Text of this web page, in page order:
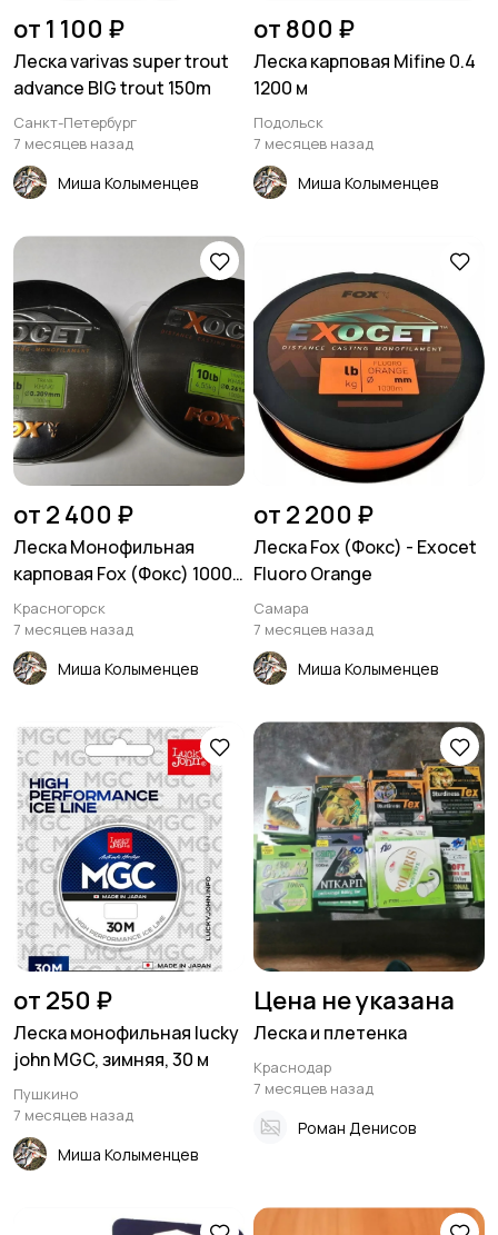
от 1 100 ₽
Леска varivas super trout
advance BIG trout 150m
Санкт-Петербург
7 месяцев назад
Миша Колыменцев
от 800 ₽
Леска карповая Mifine 0.4
1200 м
Подольск
7 месяцев назад
Миша Колыменцев
от 2 400 ₽
Леска Монофильная
карповая Fox (Фокс) 1000
метров
Красногорск
7 месяцев назад
Миша Колыменцев
от 2 200 ₽
Леска Fox (Фокс) - Exocet
Fluoro Orange
Самара
7 месяцев назад
Миша Колыменцев
от 250 ₽
Леска монофильная lucky
john MGC, зимняя, 30 м
Пушкино
7 месяцев назад
Миша Колыменцев
Цена не указана
Леска и плетенка
Краснодар
7 месяцев назад
Роман Денисов